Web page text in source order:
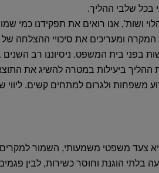
בכל שלבי ההליך.
ושות', אנו רואים את תפקידנו כמי
המקרה ומעריכים את סיכויי ההצלחה
בפני בית המשפט. ניסיוננו רב
ביעילות במטרה להשיג את
משפחות ולגרום למתחים קשים.
צעד משפטי משמעותי, השמור
בלתי הוגנת וחוסר כשירות, לבין